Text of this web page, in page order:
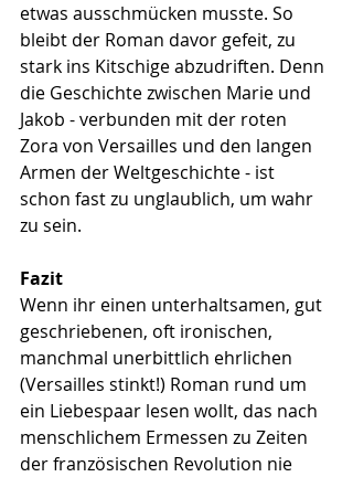
etwas ausschmücken musste. So
bleibt der Roman davor gefeit, zu
stark ins Kitschige abzudriften. Denn
die Geschichte zwischen Marie und
Jakob - verbunden mit der roten
Zora von Versailles und den langen
Armen der Weltgeschichte - ist
schon fast zu unglaublich, um wahr
zu sein.
Fazit
Wenn ihr einen unterhaltsamen, gut
geschriebenen, oft ironischen,
manchmal unerbittlich ehrlichen
(Versailles stinkt!) Roman rund um
ein Liebespaar lesen wollt, das nach
menschlichem Ermessen zu Zeiten
der französischen Revolution nie